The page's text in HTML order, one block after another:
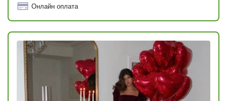
Онлайн оплата